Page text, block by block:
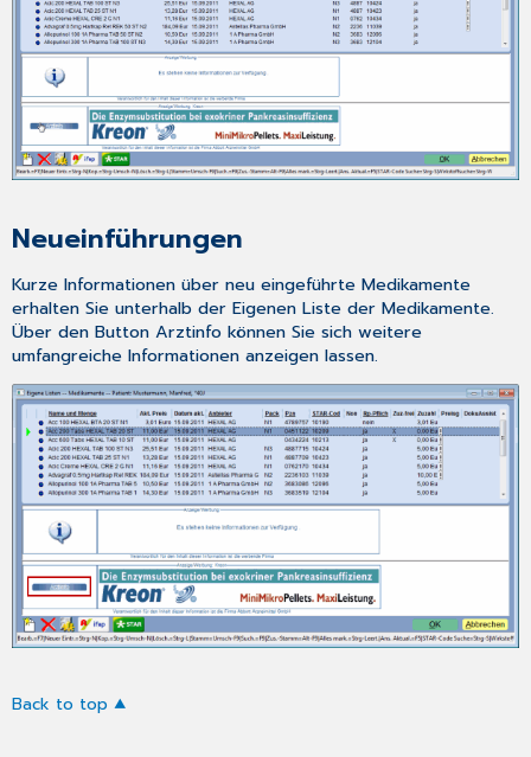
Neueinführungen
Kurze Informationen über neu eingeführte Medikamente
erhalten Sie unterhalb derEigenen Liste derMedikamente.
Über den ButtonArztinfo können Sie sich weitere
umfangreiche Informationen anzeigen lassen.
Back to top